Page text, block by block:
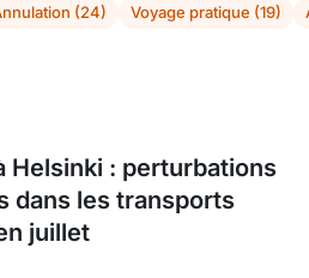
(24) Voyage pratique (19)
Helsinki : perturbations
dans les transports
juillet